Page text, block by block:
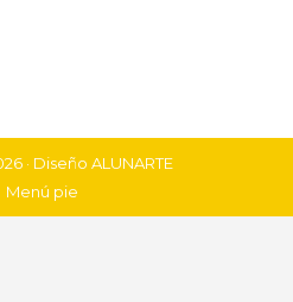
· Diseño ALUNARTE
Menú pie